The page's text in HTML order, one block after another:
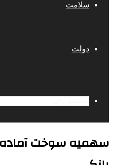
سلامت
دولت
سهمیه سوخت آماده